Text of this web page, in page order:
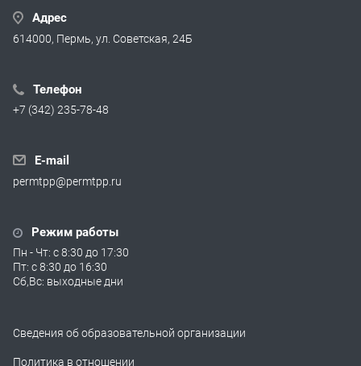
Адрес
614000, Пермь, ул. Советская, 24Б
Телефон
+7 (342) 235-78-48
E-mail
permtpp@permtpp.ru
Режим работы
Пн - Чт: с 8:30 до 17:30
Пт: с 8:30 до 16:30
Сб,Вс: выходные дни
Сведения об образовательной организации
Политика в отношении